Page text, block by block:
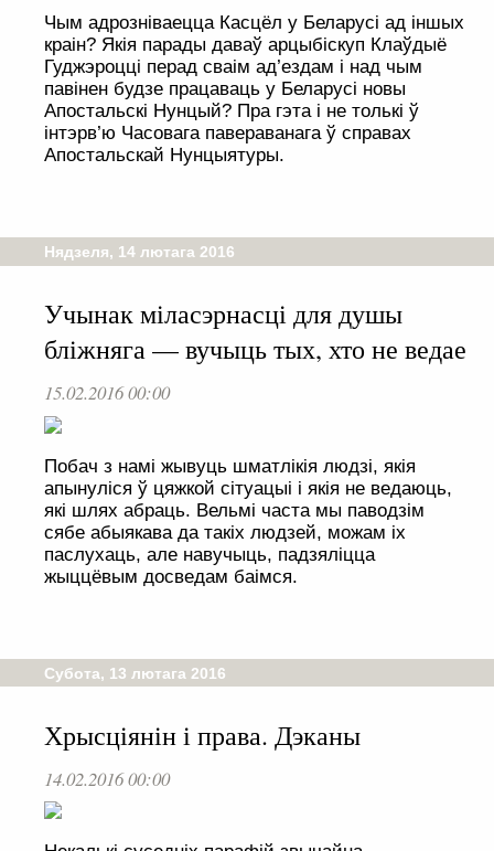
Чым адрозніваецца Касцёл у Беларусі ад іншых
краін? Якія парады даваў арцыбіскуп Клаўдыё
Гуджэроцці перад сваім ад’ездам і над чым
павінен будзе працаваць у Беларусі новы
Апостальскі Нунцый? Пра гэта і не толькі ў
інтэрв’ю Часовага павераванага ў справах
Апостальскай Нунцыятуры.
Нядзеля, 14 лютага 2016
Учынак міласэрнасці для душы
бліжняга — вучыць тых, хто не ведае
15.02.2016 00:00
Побач з намі жывуць шматлікія людзі, якія
апынуліся ў цяжкoй сітуацыі і якія не ведаюць,
які шлях абраць. Вельмі часта мы паводзім
сябе абыякава да такіх людзей, можам іх
паслухаць, але навучыць, падзяліцца
жыццёвым досведам баімся.
Субота, 13 лютага 2016
Хрысціянін і права. Дэканы
14.02.2016 00:00